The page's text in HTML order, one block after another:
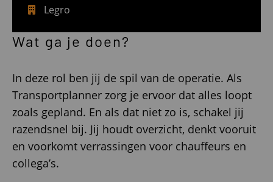
Legro
Wat ga je doen?
In deze rol ben jij de spil van de operatie. Als
Transportplanner zorg je ervoor dat alles loopt
zoals gepland. En als dat niet zo is, schakel jij
razendsnel bij. Jij houdt overzicht, denkt vooruit
en voorkomt verrassingen voor chauffeurs en
collega’s.